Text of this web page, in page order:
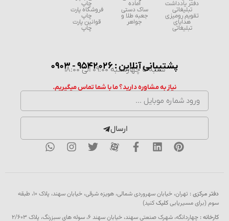
دفتر یادداشت
تبلیغاتی
تقویم رومیزی
هدایای
تبلیغاتی
آماده
ساک دستی
جعبه طلا و
جواهر
چاپ
فروشگاه پارت
چاپ
قوانین پارت
چاپ
پشتیبانی آنلاین : 9542026 - 0903
شنبه تا چهارشنبه 09:00 الی 18:00
نیاز به مشاوره دارید؟ ما با شما تماس میگیریم.
ارسال
دفتر مرکزی :
تهران، خیابان سهروردی شمالی، هویزه شرقی، خیابان سهند، پلاک ۱۰، طبقه
سوم (برای مسیریابیکلیککنید)
کارخانه :
چهاردانگه، شهرک صنعتی سهند، خیابان سهند 6، سوله های سبزرنگ، پلاک 2/603